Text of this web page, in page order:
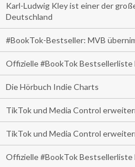
Karl-Ludwig Kley ist einer der
Deutschland
#BookTok-Bestseller: MVB
Offizielle #BookTok Bestsellerliste
Die Hörbuch Indie Charts
TikTok und Media Control
TikTok und Media Control
Offizielle #BookTok Bestsellerliste